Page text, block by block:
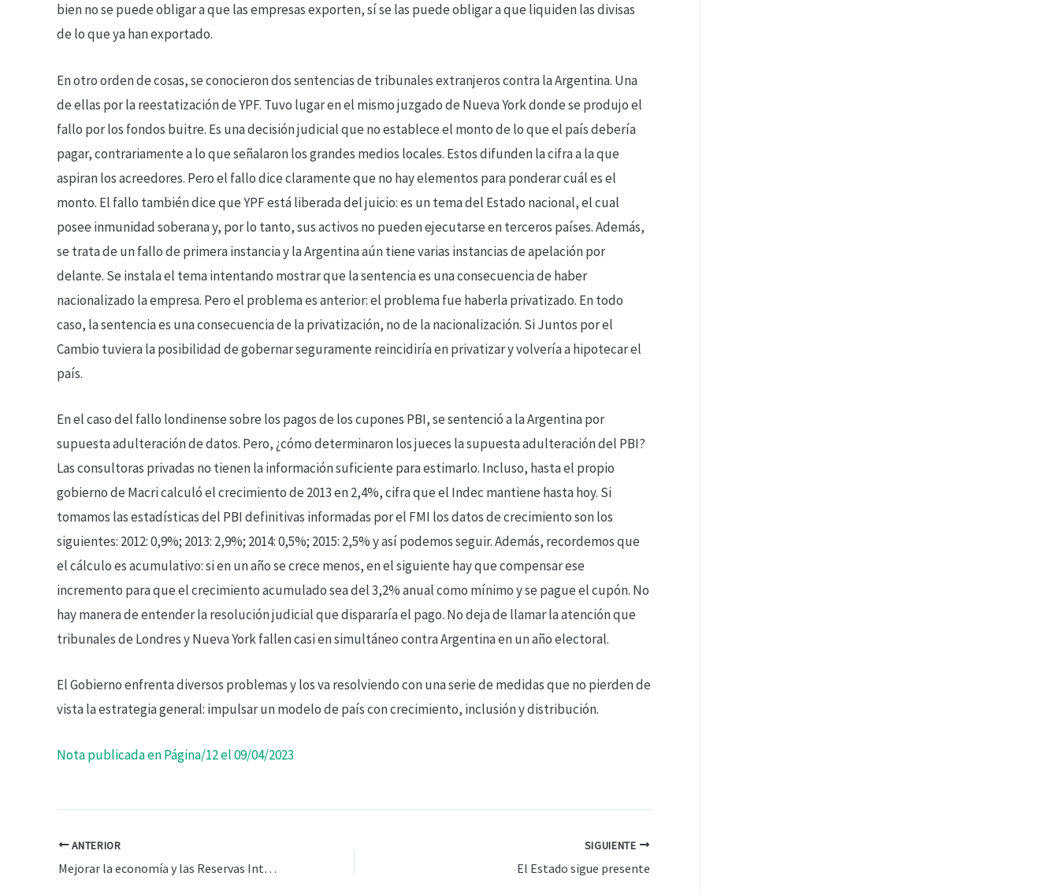
bien no se puede obligar a que las empresas exporten, sí se las puede obligar a que liquiden las divisas
de lo que ya han exportado.
En otro orden de cosas, se conocieron dos sentencias de tribunales extranjeros contra la Argentina. Una
de ellas por la reestatización de YPF. Tuvo lugar en el mismo juzgado de Nueva York donde se produjo el
fallo por los fondos buitre. Es una decisión judicial que no establece el monto de lo que el país debería
pagar, contrariamente a lo que señalaron los grandes medios locales. Estos difunden la cifra a la que
aspiran los acreedores. Pero el fallo dice claramente que no hay elementos para ponderar cuál es el
monto. El fallo también dice que YPF está liberada del juicio: es un tema del Estado nacional, el cual
posee inmunidad soberana y, por lo tanto, sus activos no pueden ejecutarse en terceros países. Además,
se trata de un fallo de primera instancia y la Argentina aún tiene varias instancias de apelación por
delante. Se instala el tema intentando mostrar que la sentencia es una consecuencia de haber
nacionalizado la empresa. Pero el problema es anterior: el problema fue haberla privatizado. En todo
caso, la sentencia es una consecuencia de la privatización, no de la nacionalización. Si Juntos por el
Cambio tuviera la posibilidad de gobernar seguramente reincidiría en privatizar y volvería a hipotecar el
país.
En el caso del fallo londinense sobre los pagos de los cupones PBI, se sentenció a la Argentina por
supuesta adulteración de datos. Pero, ¿cómo determinaron los jueces la supuesta adulteración del PBI?
Las consultoras privadas no tienen la información suficiente para estimarlo. Incluso, hasta el propio
gobierno de Macri calculó el crecimiento de 2013 en 2,4%, cifra que el Indec mantiene hasta hoy. Si
tomamos las estadísticas del PBI definitivas informadas por el FMI los datos de crecimiento son los
siguientes: 2012: 0,9%; 2013: 2,9%; 2014: 0,5%; 2015: 2,5% y así podemos seguir. Además, recordemos que
el cálculo es acumulativo: si en un año se crece menos, en el siguiente hay que compensar ese
incremento para que el crecimiento acumulado sea del 3,2% anual como mínimo y se pague el cupón. No
hay manera de entender la resolución judicial que dispararía el pago. No deja de llamar la atención que
tribunales de Londres y Nueva York fallen casi en simultáneo contra Argentina en un año electoral.
El Gobierno enfrenta diversos problemas y los va resolviendo con una serie de medidas que no pierden de
vista la estrategia general: impulsar un modelo de país con crecimiento, inclusión y distribución.
Nota publicada en Página/12 el 09/04/2023
ANTERIOR
Mejorar la economía y las Reservas Internacionales
SIGUIENTE
El Estado sigue presente